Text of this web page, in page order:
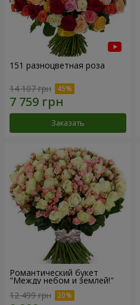
151 разноцветная роза
14 107 грн
Заказать
Романтический букет
"Между небом и землей!"
12 499 грн